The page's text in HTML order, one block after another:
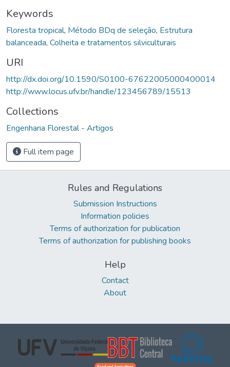
Keywords
Floresta tropical, Método BDq de seleção, Estrutura
balanceada, Colheita e tratamentos silviculturais
URI
http://dx.doi.org/10.1590/S0100-67622005000400014
http://www.locus.ufv.br/handle/123456789/15513
Collections
Engenharia Florestal - Artigos
Full item page
Rules and Regulations
Submission Instructions
Information policies
Terms of authorization for publication
Terms of authorization for publishing books
Help
Contact
About